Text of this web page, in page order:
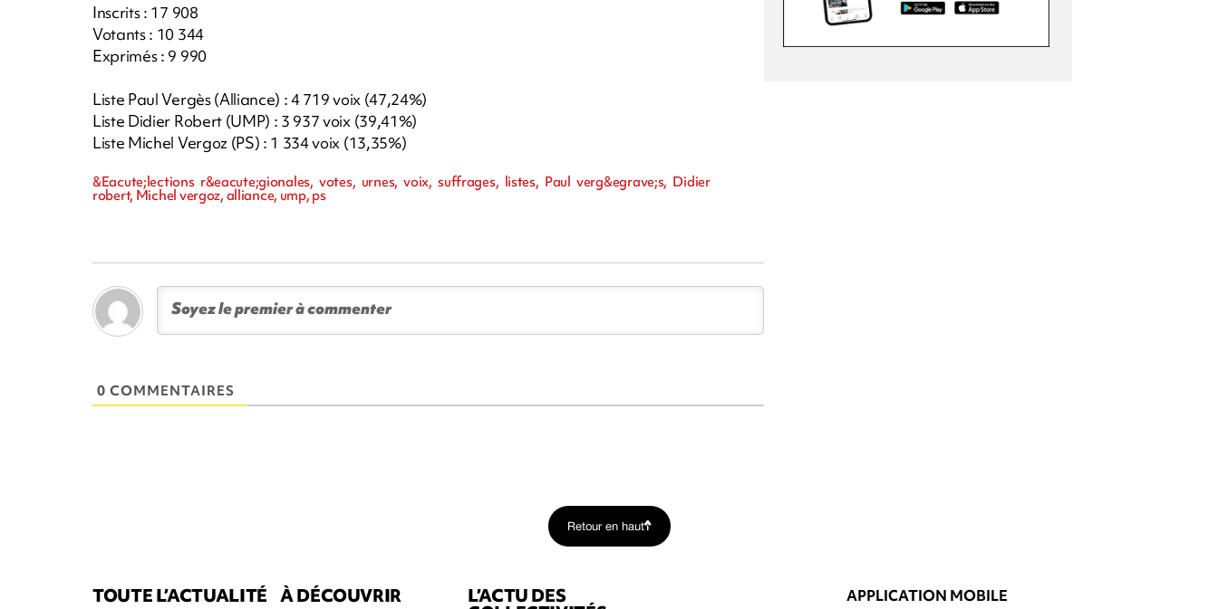
Inscrits : 17 908
Votants : 10 344
Exprimés : 9 990
Liste Paul Vergès (Alliance) : 4 719 voix (47,24%)
Liste Didier Robert (UMP) : 3 937 voix (39,41%)
Liste Michel Vergoz (PS) : 1 334 voix (13,35%)
&Eacute;lections r&eacute;gionales, votes, urnes, voix, suffrages, listes, Paul verg&egrave;s, Didier
robert, Michel vergoz, alliance, ump, ps
0 COMMENTAIRES
Retour en haut
TOUTE L’ACTUALITÉ À DÉCOUVRIR L’ACTU DES APPLICATION MOBILE